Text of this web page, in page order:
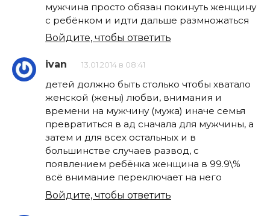
мужчина просто обязан покинуть женщину
с ребёнком и идти дальше размножаться
Войдите, чтобы ответить
ivan 13.01.2014 в 08:41
детей должно быть столько чтобы хватало
женской (жены) любви, внимания и
времени на мужчину (мужа) иначе семья
превратиться в ад сначала для мужчины, а
затем и для всех остальных и в
большинстве случаев развод, с
появлением ребёнка женщина в 99.9\%
всё внимание переключает на него
Войдите, чтобы ответить